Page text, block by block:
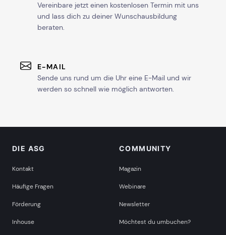
Vereinbare jetzt einen kostenlosen Termin mit uns
und lass dich zu deiner Wunschausbildung
beraten.
E-MAIL
Sende uns rund um die Uhr eine E-Mail und wir
werden so schnell wie möglich antworten.
DIE ASG
Kontakt
Häufige Fragen
Förderung
Inhouse
COMMUNITY
Magazin
Webinare
Newsletter
Möchtest du umbuchen?